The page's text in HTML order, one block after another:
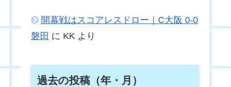
開幕戦はスコアレスドロー｜C大阪 0-0
磐田 に KK より
過去の投稿（年・月）